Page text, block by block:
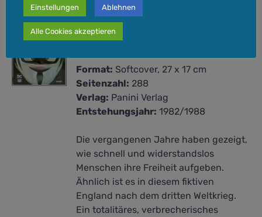
V wie Vendetta
19,99€
Format: Softcover, 27 x 17 cm
Seitenzahl: 288
Verlag: Panini Verlag
Entstehungsjahr: 1982/1988
Die vergangenen Jahre haben gezeigt,
wie schnell und widerstandslos
Menschen ihre Freiheit aufgeben.
Ähnlich ist es in diesem fiktiven
England nach dem dritten Weltkrieg.
Ein totalitäres, verbrecherisches
Einstellungen Ablehnen
Alle Cookies akzeptieren